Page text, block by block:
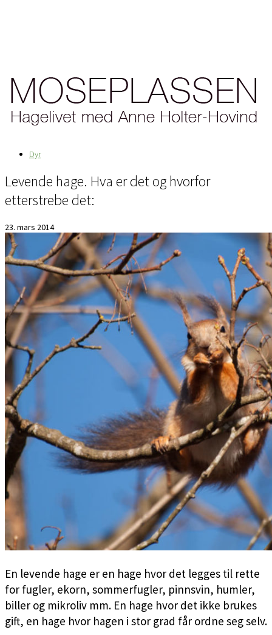
Dyr
Levende hage. Hva er det og hvorfor
etterstrebe det:
23. mars 2014
En levende hage er en hage hvor det legges til rette
for fugler, ekorn, sommerfugler, pinnsvin, humler,
biller og mikroliv mm. En hage hvor det ikke brukes
gift, en hage hvor hagen i stor grad får ordne seg selv.